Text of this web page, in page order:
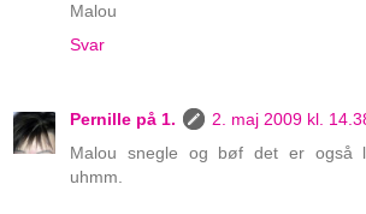
Malou
Svar
Pernille på 1.
2. maj 2009 kl.
Malou snegle og bøf det er også
uhmm.